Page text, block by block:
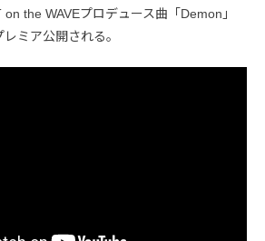
the WAVEプロデュース曲「Demon」
ミア公開される。